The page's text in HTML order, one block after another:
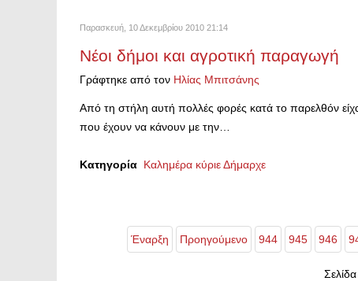
Παρασκευή, 10 Δεκεμβρίου 2010 21:14
Νέοι δήμοι και αγροτική παραγωγή
Γράφτηκε από τον Ηλίας Μπιτσάνης
Από τη στήλη αυτή πολλές φορές κατά το παρελθόν
που έχουν να κάνουν με την…
Κατηγορία Καλημέρα κύριε Δήμαρχε
Έναρξη Προηγούμενο 944 945 946